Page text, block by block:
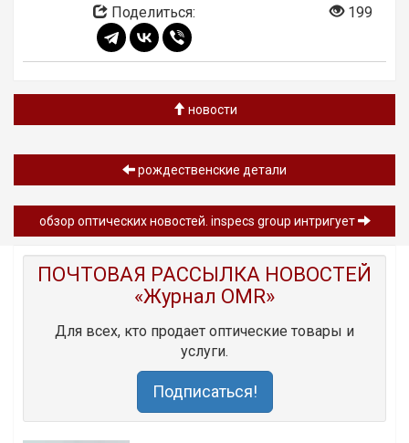
Поделиться:
199
новости
рождественские детали
обзор oптических новостей. inspecs group интригует
ПОЧТОВАЯ РАССЫЛКА НОВОСТЕЙ
«Журнал OMR»
Для всех, кто продает оптические товары и
услуги.
Подписаться!